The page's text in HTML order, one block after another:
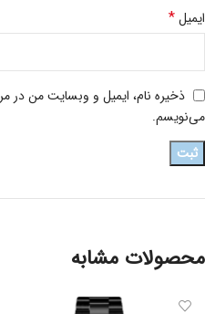
ایمیل*
ذخیره نام، ایمیل و وبسایت من در
می‌نویسم.
محصولات مشابه